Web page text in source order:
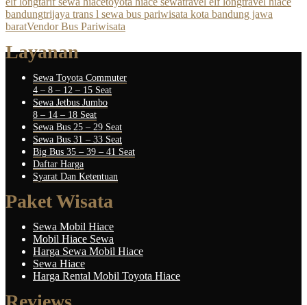
bandungtrijaya trans l sewa bus pariwisata kota bandung jawa
baratVendor Bus Pariwisata
Layanan
Sewa Toyota Commuter
4 – 8 – 12 – 15 Seat
Sewa Jetbus Jumbo
8 – 14 – 18 Seat
Sewa Bus 25 – 29 Seat
Sewa Bus 31 – 33 Seat
Big Bus 35 – 39 – 41 Seat
Daftar Harga
Syarat Dan Ketentuan
Paket Wisata
Sewa Mobil Hiace
Mobil Hiace Sewa
Harga Sewa Mobil Hiace
Sewa Hiace
Harga Rental Mobil Toyota Hiace